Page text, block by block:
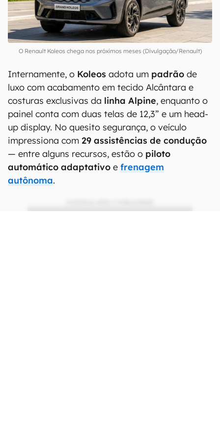
O Renault Koleos chega nos próximos meses (Divulgação/Renault)
Internamente, o Koleos adota um padrão de
luxo com acabamento em tecido Alcântara e
costuras exclusivas da linha Alpine, enquanto o
painel conta com duas telas de 12,3” e um head-
up display. No quesito segurança, o veículo
impressiona com 29 assistências de condução
— entre alguns recursos, estão o piloto
automático adaptativo e frenagem
autônoma.